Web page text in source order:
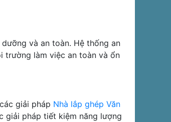
và an toàn. Hệ thống an
trường làm việc an toàn và ổn
giải pháp Nhà lắp ghép Văn
giải pháp tiết kiệm năng lượng